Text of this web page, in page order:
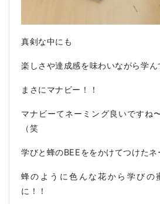
真剣な中にも
楽しさや達成感を味わいながら学ん
まさにマナビー！！
マナビーてネーミング良いですね
（笑
学びと蜂のBEEををかけてつけたネ
蜂のように色んな花から学びの
に！！